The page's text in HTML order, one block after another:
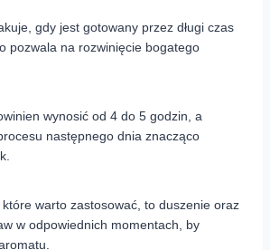
gdy jest gotowany przez długi czas
pozwala na rozwinięcie bogatego
wynosić od 4 do 5 godzin, a
następnego dnia znacząco
warto zastosować, to duszenie oraz
w odpowiednich momentach, by